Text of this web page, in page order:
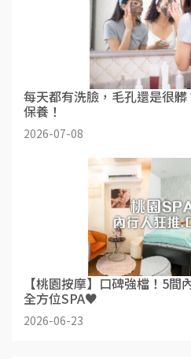
每天都有洗臉，毛孔還是很
保養！
2026-07-08
【桃園按摩】口碑強檔！5
全方位SPA♥
2026-06-23